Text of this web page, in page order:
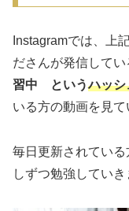
Instagramでは、上
ださんが発信してい
習中 というハッシ
いる方の動画を見て
毎日更新されてい
しずつ勉強していき